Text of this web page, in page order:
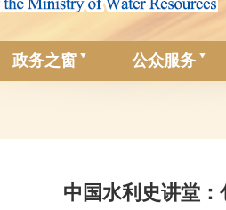
政务之窗 公众服务
中国水利史讲堂